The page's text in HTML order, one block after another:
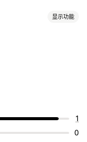
显示功能
1
0